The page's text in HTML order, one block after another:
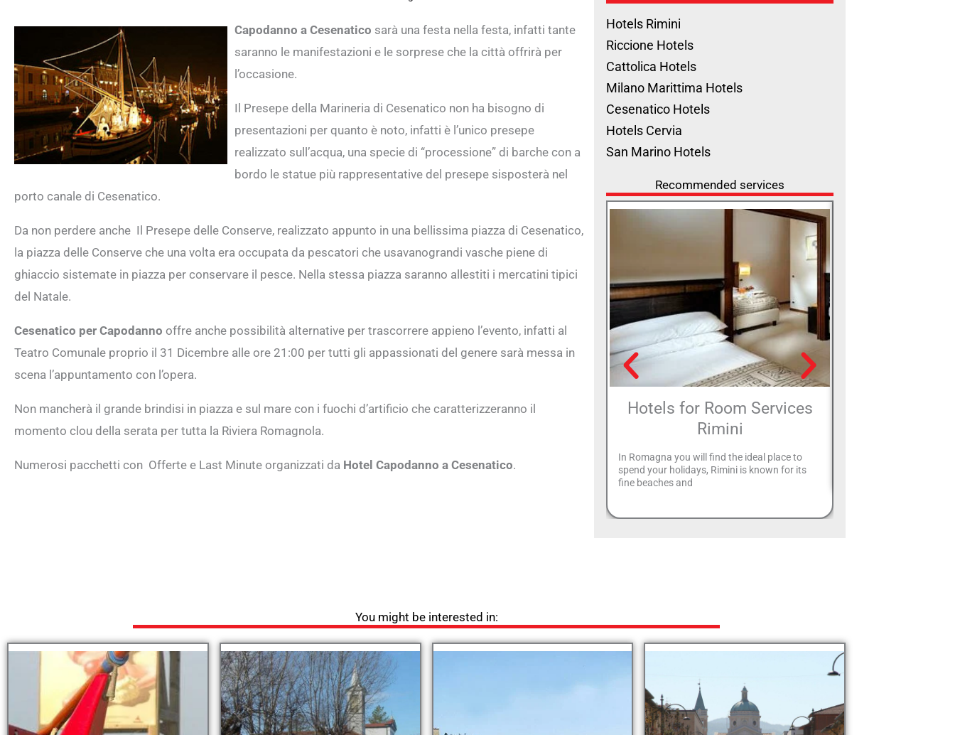
Capodanno a Cesenatico sarà una festa nella festa, infatti tante
saranno le manifestazioni e le sorprese che la città offrirà per
l’occasione.
Il Presepe della Marineria di Cesenatico non ha bisogno di
presentazioni per quanto è noto, infatti è l’unico presepe
realizzato sull’acqua, una specie di “processione” di barche con a
bordo le statue più rappresentative del presepe sisposterà nel
porto canale di Cesenatico.
Da non perdere anche Il Presepe delle Conserve, realizzato appunto in una bellissima piazza di Cesenatico,
la piazza delle Conserve che una volta era occupata da pescatori che usavanograndi vasche piene di
ghiaccio sistemate in piazza per conservare il pesce. Nella stessa piazza saranno allestiti i mercatini tipici
del Natale.
Cesenatico per Capodanno offre anche possibilità alternative per trascorrere appieno l’evento, infatti al
Teatro Comunale proprio il 31 Dicembre alle ore 21:00 per tutti gli appassionati del genere sarà messa in
scena l’appuntamento con l’opera.
Non mancherà il grande brindisi in piazza e sul mare con i fuochi d’artificio che caratterizzeranno il
momento clou della serata per tutta la Riviera Romagnola.
Numerosi pacchetti con Offerte e Last Minute organizzati da Hotel Capodanno a Cesenatico.
Hotels Rimini
Riccione Hotels
Cattolica Hotels
Milano Marittima Hotels
Cesenatico Hotels
Hotels Cervia
San Marino Hotels
Recommended services
Hotels for Room Services
Rimini
In Romagna you will find the ideal place to
spend your holidays, Rimini is known for its
fine beaches and
You might be interested in: